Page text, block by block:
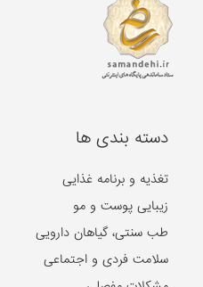
دسته بندی ها
تغذیه و برنامه غذایی
زیبایی پوست و مو
طب سنتی، گیاهان دارویی
سلامت فردی و اجتماعی